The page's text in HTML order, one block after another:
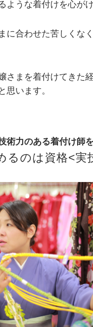
ような着付けを心がけ
に合わせた苦しくな
さまを着付けてきた
思います。
術力のある着付け師を
るのは資格<実